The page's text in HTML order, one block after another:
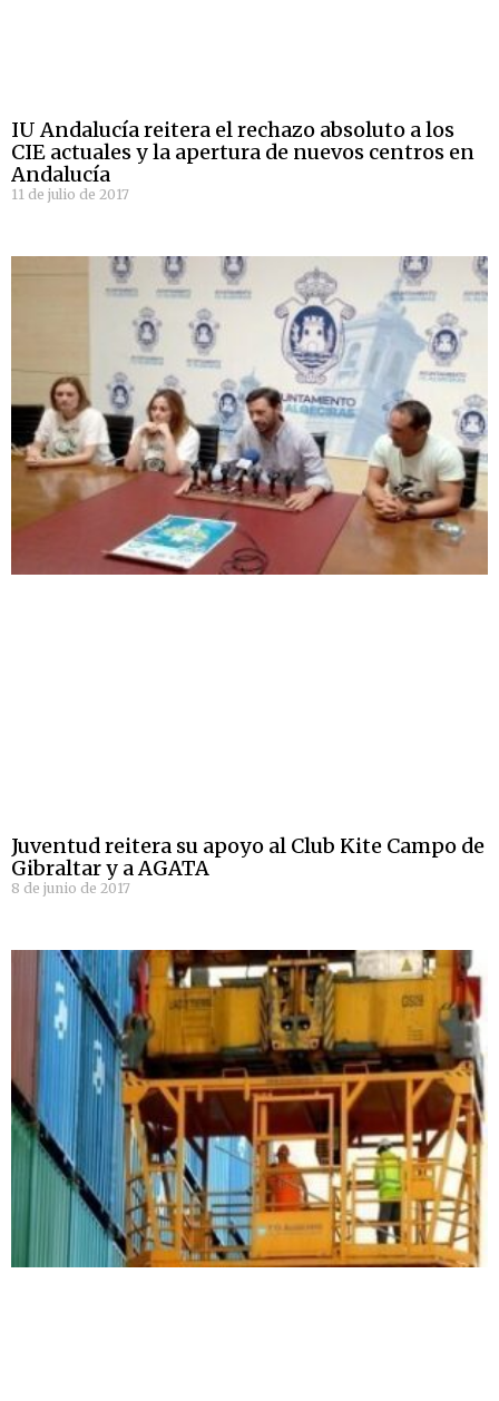
IU Andalucía reitera el rechazo absoluto a los
CIE actuales y la apertura de nuevos centros en
Andalucía
11 de julio de 2017
Juventud reitera su apoyo al Club Kite Campo de
Gibraltar y a AGATA
8 de junio de 2017